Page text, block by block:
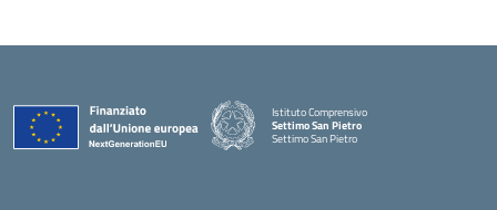
Istituto Comprensivo
Settimo San Pietro
Settimo San Pietro